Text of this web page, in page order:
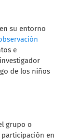
su entorno
e
de los niños
grupo o
en